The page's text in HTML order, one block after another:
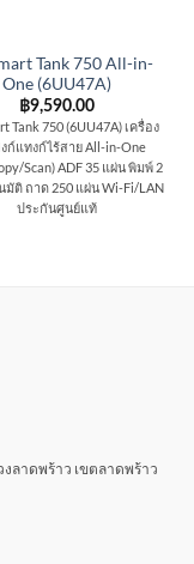
Tank 750 All-in-
One (6UU47A)
฿9,590.00
Tank 750 (6UU47A) เครื่อง
ก์แทงก์ไร้สาย All-in-One
Scan) ADF 35 แผ่น พิมพ์ 2
ติ ถาด 250 แผ่น Wi-Fi/LAN
ประกันศูนย์แท้
ลาดพร้าว เขตลาดพร้าว